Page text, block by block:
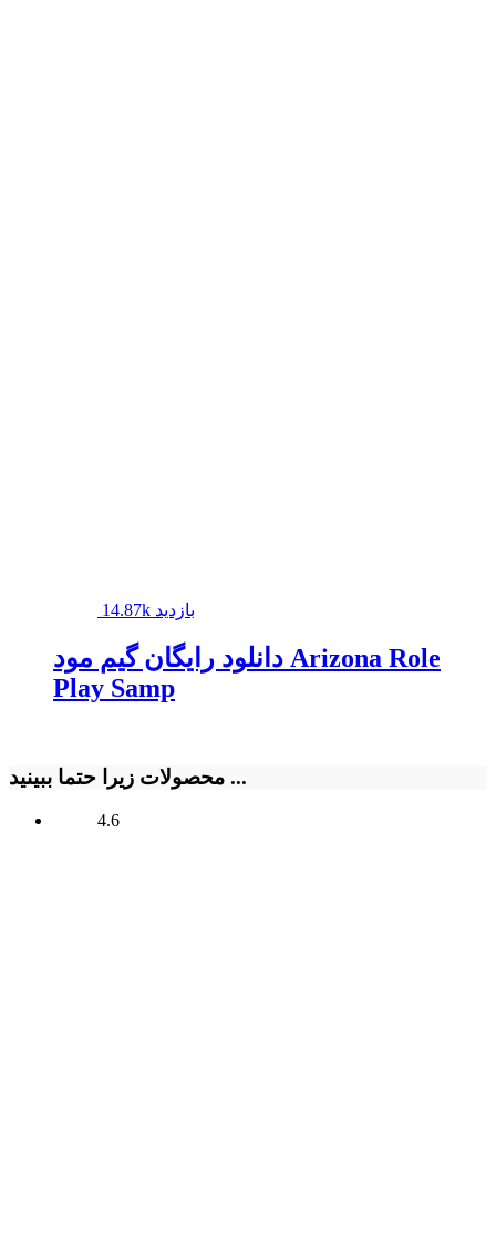
14.87k بازدید
دانلود رایگان گیم مود Arizona Role
Play Samp
محصولات زیرا حتما ببینید ...
4.6